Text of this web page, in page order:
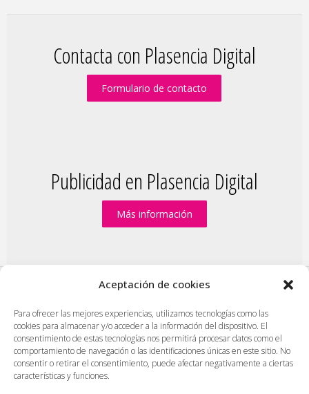
Aceptación de cookies
Para ofrecer las mejores experiencias, utilizamos tecnologías como las
cookies para almacenar y/o acceder a la información del dispositivo. El
consentimiento de estas tecnologías nos permitirá procesar datos como el
comportamiento de navegación o las identificaciones únicas en este sitio. No
consentir o retirar el consentimiento, puede afectar negativamente a ciertas
características y funciones.
Contacta con Plasencia Digital
Formulario de contacto
Publicidad en Plasencia Digital
Más información
PlasenciaDigital.com | Formulario de contacto
Publicidad en Plasencia Digital
|
Política de cookies (UE)
| Protección de datos
|
Aviso legal
| Diseño web en Plasencia